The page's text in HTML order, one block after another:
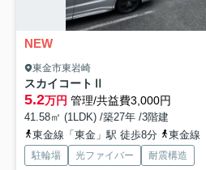
NEW
東金市東岩崎
スカイコートⅡ
5.2万円 管理/共益費3,000円
41.58㎡ (1LDK) /築27年 /3階建
東金線「東金」駅 徒歩8分
東金線
駐輪場 光ファイバー 耐震構造